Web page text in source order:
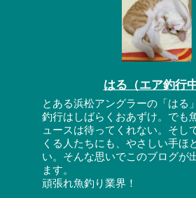
はる（エア釣行中
とある浜松アングラーの「はる
釣行はしばらくおあずけ。でも
ュースは待ってくれない。そし
くる人たちにも、やさしい手ほ
い。そんな思いでこのブログが
ます。
頑張れ魚釣り業界！